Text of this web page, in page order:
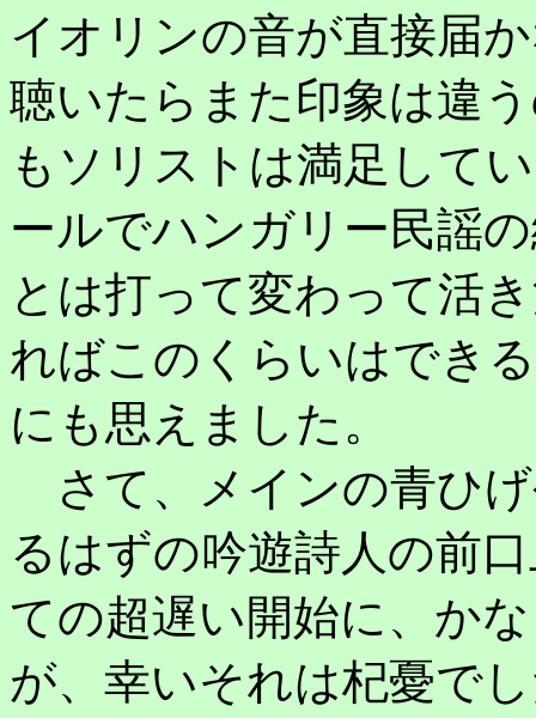
イオリンの音が直接届
聴いたらまた印象は違
もソリストは満足して
ールでハンガリー民謡
とは打って変わって活
ればこのくらいはでき
にも思えました。
さて、メインの青ひ
るはずの吟遊詩人の前
ての超遅い開始に、か
が、幸いそれは杞憂で